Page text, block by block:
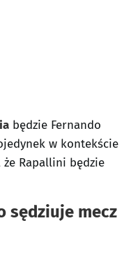
będzie Fernando
w kontekście
Rapallini będzie
sędziuje mecz